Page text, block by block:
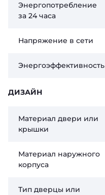
Энергопотребление
за 24 часа
Напряжение в сети
Энергоэффективность
ДИЗАЙН
Материал двери или
крышки
Материал наружного
корпуса
Тип дверцы или